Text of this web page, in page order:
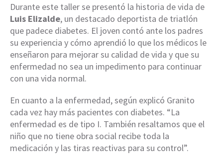
Durante este taller se presentó la historia de vida de
Luis Elizalde, un destacado deportista de triatlón
que padece diabetes. El joven contó ante los padres
su experiencia y cómo aprendió lo que los médicos le
enseñaron para mejorar su calidad de vida y que su
enfermedad no sea un impedimento para continuar
con una vida normal.
En cuanto a la enfermedad, según explicó Granito
cada vez hay más pacientes con diabetes. “La
enfermedad es de tipo I. También resaltamos que el
niño que no tiene obra social recibe toda la
medicación y las tiras reactivas para su control”.